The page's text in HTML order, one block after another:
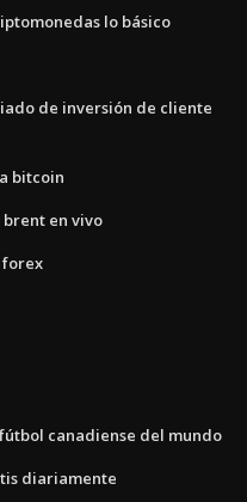
lo básico
de inversión de cliente
bitcoin
en vivo
forex
canadiense del mundo
diariamente